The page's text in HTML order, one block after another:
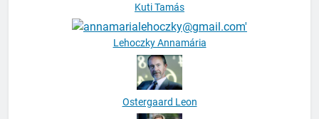
Kuti Tamás
Lehoczky Annamária
Ostergaard Leon